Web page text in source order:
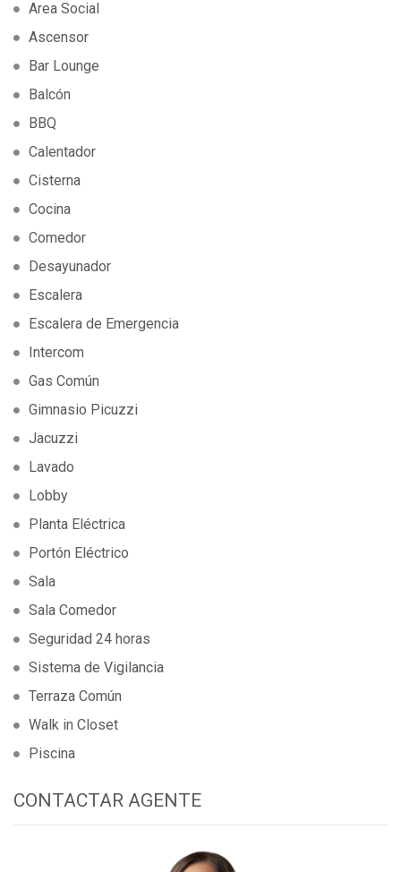
Area Social
Ascensor
Bar Lounge
Balcón
BBQ
Calentador
Cisterna
Cocina
Comedor
Desayunador
Escalera
Escalera de Emergencia
Intercom
Gas Común
Gimnasio Picuzzi
Jacuzzi
Lavado
Lobby
Planta Eléctrica
Portón Eléctrico
Sala
Sala Comedor
Seguridad 24 horas
Sistema de Vigilancia
Terraza Común
Walk in Closet
Piscina
CONTACTAR AGENTE